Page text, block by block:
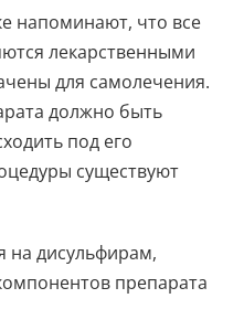
напоминают, что все
лекарственными
для самолечения.
должно быть
под его
существуют
на дисульфирам,
препарата